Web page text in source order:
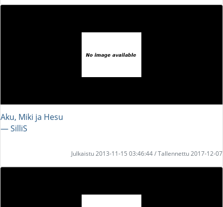
Aku, Miki ja Hesu
― SilliS
Julkaistu 2013-11-15 03:46:44 / Tallennettu 2017-12-07